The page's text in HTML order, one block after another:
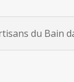
du Bain